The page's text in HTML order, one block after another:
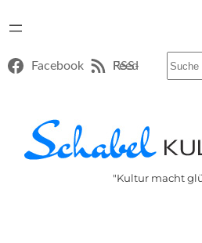
Facebook RSS-Feed
"Kultur macht